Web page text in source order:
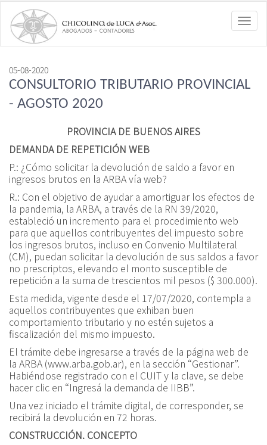
05-08-2020
CONSULTORIO TRIBUTARIO PROVINCIAL
- AGOSTO 2020
PROVINCIA DE BUENOS AIRES
DEMANDA DE REPETICIÓN WEB
P.: ¿Cómo solicitar la devolución de saldo a favor en
ingresos brutos en la ARBA vía web?
R.: Con el objetivo de ayudar a amortiguar los efectos de
la pandemia, la ARBA, a través de la RN 39/2020,
estableció un incremento para el procedimiento web
para que aquellos contribuyentes del impuesto sobre
los ingresos brutos, incluso en Convenio Multilateral
(CM), puedan solicitar la devolución de sus saldos a favor
no prescriptos, elevando el monto susceptible de
repetición a la suma de trescientos mil pesos ($ 300.000).
Esta medida, vigente desde el 17/07/2020, contempla a
aquellos contribuyentes que exhiban buen
comportamiento tributario y no estén sujetos a
fiscalización del mismo impuesto.
El trámite debe ingresarse a través de la página web de
la ARBA (www.arba.gob.ar), en la sección “Gestionar”.
Habiéndose registrado con el CUIT y la clave, se debe
hacer clic en “Ingresá la demanda de IIBB”.
Una vez iniciado el trámite digital, de corresponder, se
recibirá la devolución en 72 horas.
CONSTRUCCIÓN. CONCEPTO